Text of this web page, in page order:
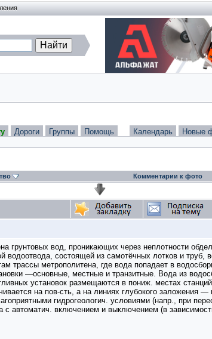
Дороги Группы Помощь Календарь Новые
Комментарии к фото
грунтовых вод, проникающих через неплотности
состоящей из самотёчных лотков и труб,
трассы метрополитена, где вода попадает в
—основные, местные и транзитные. Вода из
установок размещаются в пониж. местах
на пов-сть, а на линиях глубокого заложения
гидрогеологич. условиями (напр., при
автоматич. включением и выключением (в